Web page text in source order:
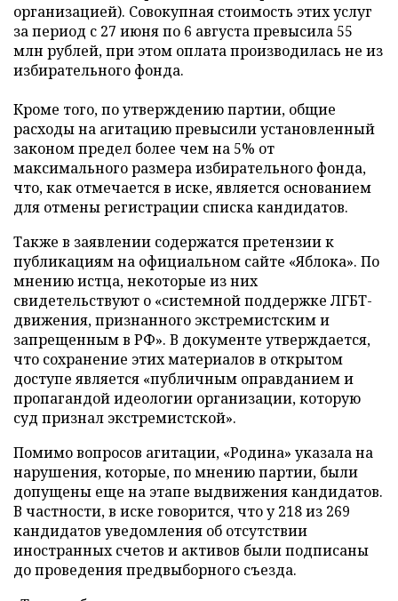
организацией). Совокупная стоимость этих услуг
за период с 27 июня по 6 августа превысила 55
млн рублей, при этом оплата производилась не из
избирательного фонда.
Кроме того, по утверждению партии, общие
расходы на агитацию превысили установленный
законом предел более чем на 5% от
максимального размера избирательного фонда,
что, как отмечается в иске, является основанием
для отмены регистрации списка кандидатов.
Также в заявлении содержатся претензии к
публикациям на официальном сайте «Яблока». По
мнению истца, некоторые из них
свидетельствуют о «системной поддержке ЛГБТ-
движения, признанного экстремистским и
запрещенным в РФ». В документе утверждается,
что сохранение этих материалов в открытом
доступе является «публичным оправданием и
пропагандой идеологии организации, которую
суд признал экстремистской».
Помимо вопросов агитации, «Родина» указала на
нарушения, которые, по мнению партии, были
допущены еще на этапе выдвижения кандидатов.
В частности, в иске говорится, что у 218 из 269
кандидатов уведомления об отсутствии
иностранных счетов и активов были подписаны
до проведения предвыборного съезда.